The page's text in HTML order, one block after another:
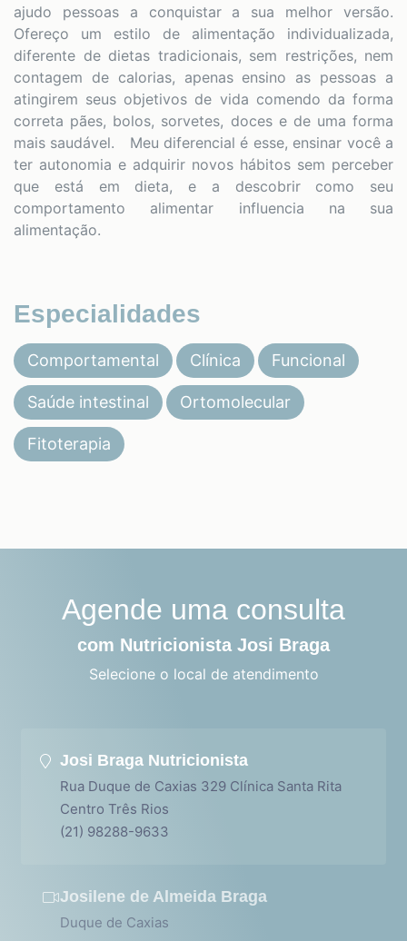
ajudo pessoas a conquistar a sua melhor versão.
Ofereço um estilo de alimentação individualizada,
diferente de dietas tradicionais, sem restrições, nem
contagem de calorias, apenas ensino as pessoas a
atingirem seus objetivos de vida comendo da forma
correta pães, bolos, sorvetes, doces e de uma forma
mais saudável. Meu diferencial é esse, ensinar você a
ter autonomia e adquirir novos hábitos sem perceber
que está em dieta, e a descobrir como seu
comportamento alimentar influencia na sua
alimentação.
Especialidades
Comportamental Clínica Funcional
Saúde intestinal Ortomolecular
Fitoterapia
Agende uma consulta
com Nutricionista Josi Braga
Selecione o local de atendimento
Josi Braga Nutricionista
Rua Duque de Caxias 329 Clínica Santa Rita
Centro Três Rios
(21) 98288-9633
Josilene de Almeida Braga
Duque de Caxias